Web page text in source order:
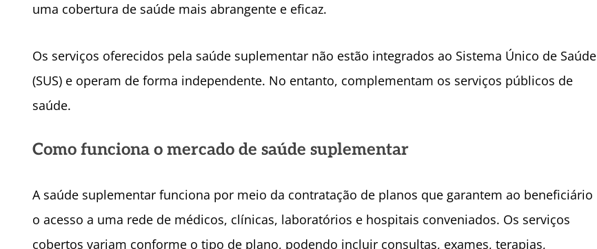
uma cobertura de saúde mais abrangente e eficaz.
Os serviços oferecidos pela saúde suplementar não estão integrados ao Sistema Único de Saúde
(SUS) e operam de forma independente. No entanto, complementam os serviços públicos de
saúde.
Como funciona o mercado de saúde suplementar
A saúde suplementar funciona por meio da contratação de planos que garantem ao beneficiário
o acesso a uma rede de médicos, clínicas, laboratórios e hospitais conveniados. Os serviços
cobertos variam conforme o tipo de plano, podendo incluir consultas, exames, terapias,